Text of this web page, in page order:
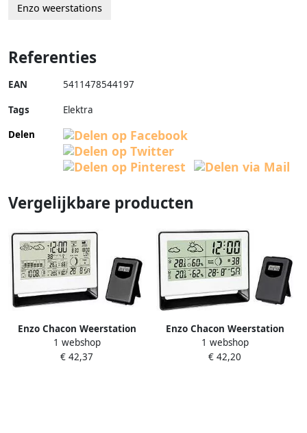
Enzo weerstations
Referenties
EAN 5411478544197
Tags
Elektra
Delen
Vergelijkbare producten
Enzo Chacon Weerstation
met draadloze
buitensensor+barometer
1 webshop
€ 42,37
Enzo Chacon Weerstation
met draadloze buitensensor
8150180
1 webshop
€ 42,20